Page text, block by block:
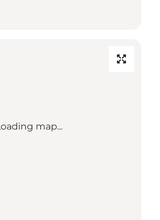
map...